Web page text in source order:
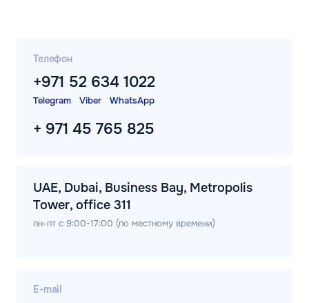
Телефон
+971 52 634 1022
Telegram Viber WhatsApp
+ 971 45 765 825
UAE, Dubai, Business Bay, Metropolis
Tower, office 311
пн-пт с 9:00-17:00 (по местному времени)
E-mail